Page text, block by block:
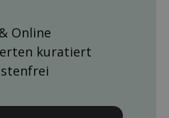
Online
kuratiert